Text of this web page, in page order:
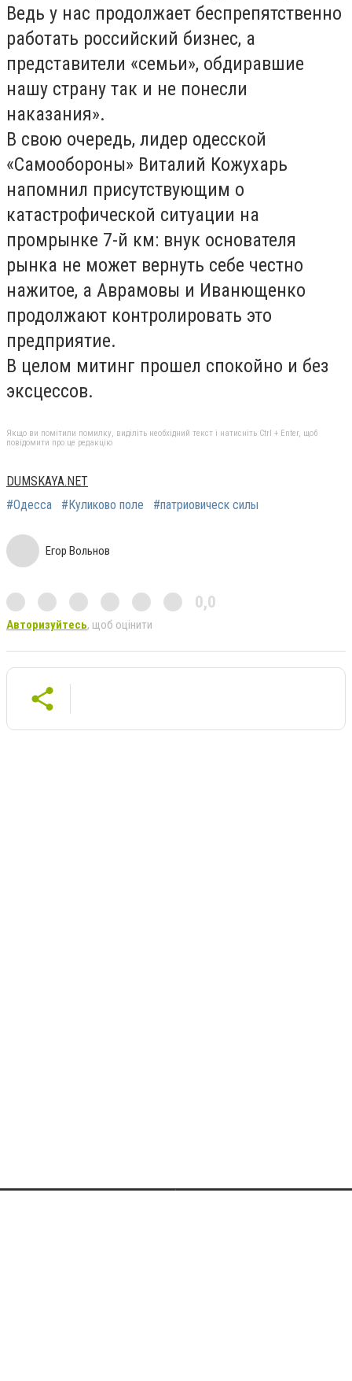
Ведь у нас продолжает беспрепятственно
работать российский бизнес, а
представители «семьи», обдиравшие
нашу страну так и не понесли
наказания».
В свою очередь, лидер одесской
«Самообороны» Виталий Кожухарь
напомнил присутствующим о
катастрофической ситуации на
промрынке 7-й км: внук основателя
рынка не может вернуть себе честно
нажитое, а Аврамовы и Иванющенко
продолжают контролировать это
предприятие.
В целом митинг прошел спокойно и без
эксцессов.
Якщо ви помітили помилку, виділіть необхідний текст і натисніть Ctrl + Enter, щоб
повідомити про це редакцію
DUMSKAYA.NET
#Одесса
#Куликово поле #патриовическ силы
Егор Вольнов
0,0
Авторизуйтесь, щоб оцінити